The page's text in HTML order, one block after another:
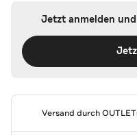
Jetzt anmelden
Versand durch